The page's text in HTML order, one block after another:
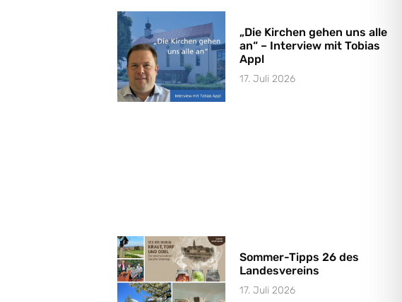
„Die Kirchen gehen uns alle
an“ – Interview mit Tobias
Appl
17. Juli 2026
Sommer-Tipps 26 des
Landesvereins
17. Juli 2026